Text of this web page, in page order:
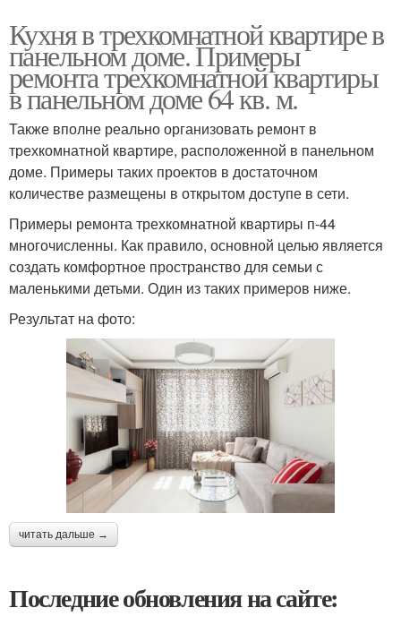
Кухня в трехкомнатной квартире в
панельном доме. Примеры
ремонта трехкомнатной квартиры
в панельном доме 64 кв. м.
Также вполне реально организовать ремонт в
трехкомнатной квартире, расположенной в панельном
доме. Примеры таких проектов в достаточном
количестве размещены в открытом доступе в сети.
Примеры ремонта трехкомнатной квартиры п-44
многочисленны. Как правило, основной целью является
создать комфортное пространство для семьи с
маленькими детьми. Один из таких примеров ниже.
Результат на фото:
читать дальше →
Последние обновления на сайте: